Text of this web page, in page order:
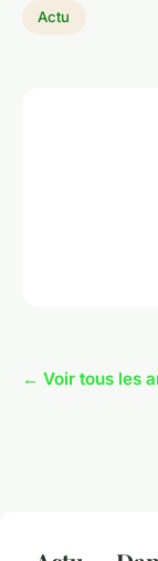
Actu
← Voir tous les